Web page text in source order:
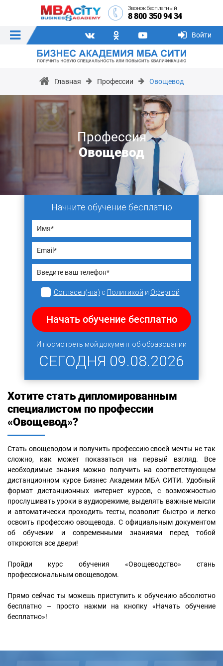
Звонок бесплатный
8 800 350 94 34
Войти
Главная Профессии Овощевод
Профессия
Овощевод
Начните обучение бесплатно
Согласен(-на) с Политикой и Офертой
Начать обучение бесплатно
И посмотреть мой документ об образовании
СЕГОДНЯ 09.08.2026
Хотите стать дипломированным
специалистом по профессии
«Овощевод»?
Стать овощеводом и получить профессию своей мечты не так
сложно, как может показаться на первый взгляд. Все
необходимые знания можно получить на соответствующем
дистанционном курсе Бизнес Академии МБА СИТИ. Удобный
формат дистанционных интернет курсов, с возможностью
прослушивать уроки в аудиорежиме, выделять важные мысли
и автоматически проходить тесты, позволит быстро и легко
освоить профессию овощевода. С официальным документом
об обучении и современными знаниями перед тобой
откроются все двери!
Пройди курс обучения «Овощеводство» стань
профессиональным овощеводом.
Прямо сейчас ты можешь приступить к обучению абсолютно
бесплатно – просто нажми на кнопку «Начать обучение
бесплатно»!